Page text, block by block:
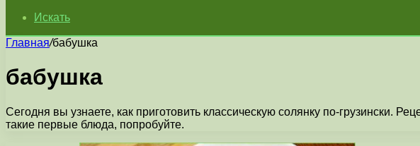
Искать
Главная/бабушка
бабушка
Сегодня вы узнаете, как приготовить классическую солянку по-грузински.
такие первые блюда, попробуйте.